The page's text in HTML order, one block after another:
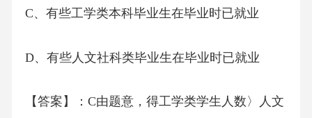
C、有些工学类本科毕业生在毕业时已就业
D、有些人文社科类毕业生在毕业时已就业
【答案】：C由题意，得工学类学生人数〉人文